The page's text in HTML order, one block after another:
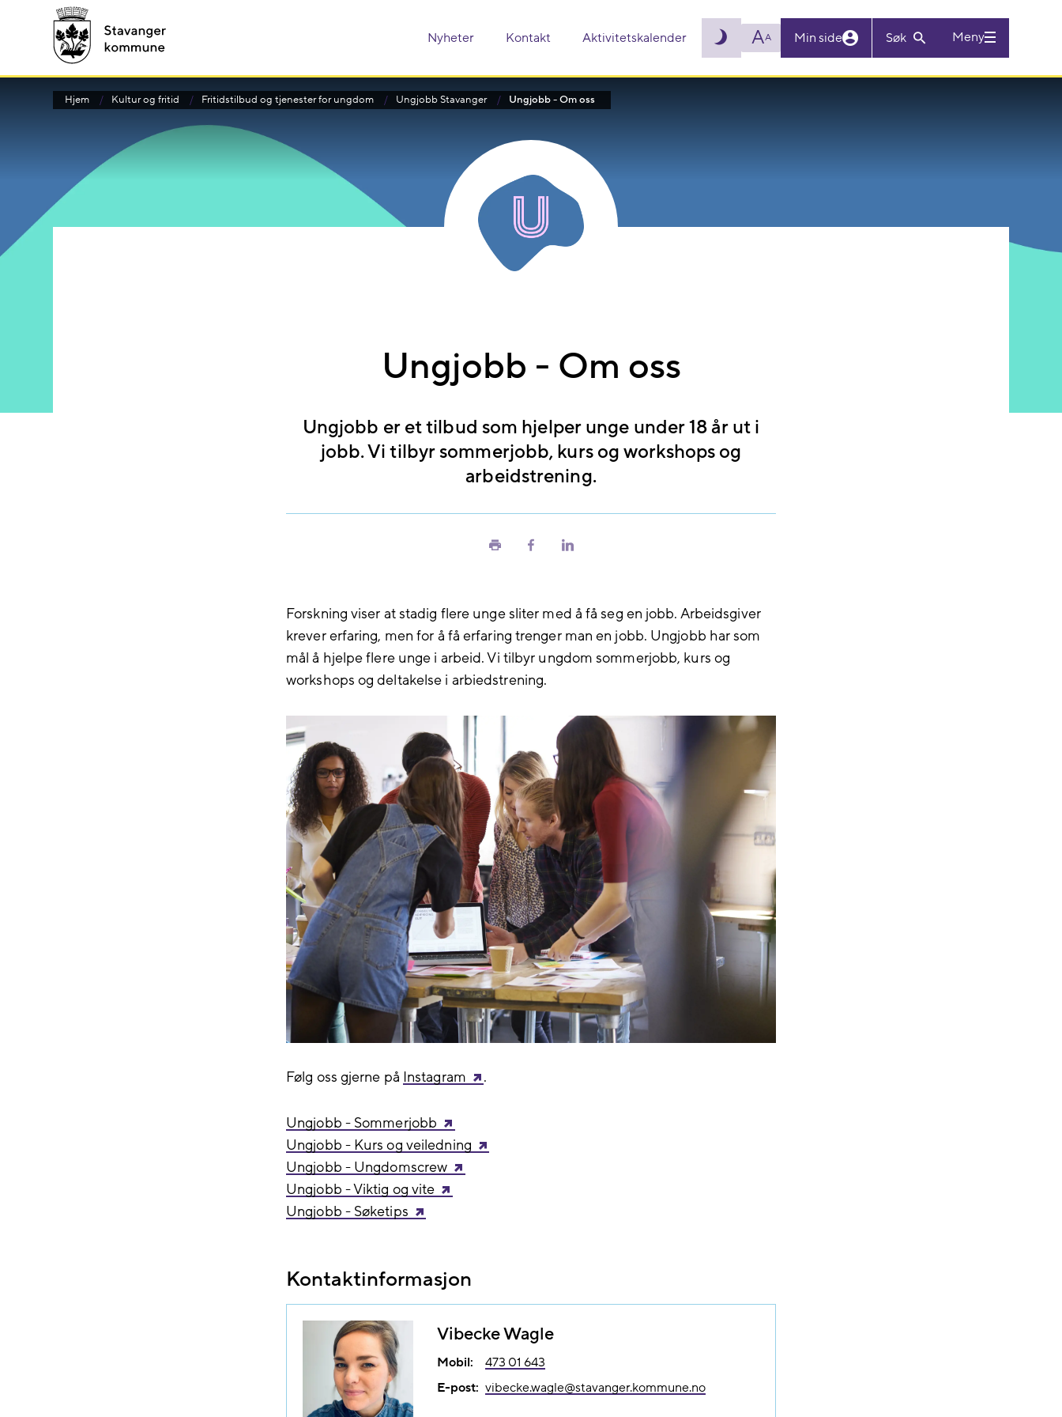
Nyheter Kontakt Aktivitetskalender AA Min side Søk Meny
Hjem Kultur og fritid Fritidstilbud og tjenester for ungdom Ungjobb Stavanger Ungjobb - Om oss
Ungjobb - Om oss
Ungjobb er et tilbud som hjelper unge under 18 år ut i
jobb. Vi tilbyr sommerjobb, kurs og workshops og
arbeidstrening.
Skriv Del
Del
Forskning viser at stadig flere unge sliter med å få seg en jobb. Arbeidsgiver
krever erfaring, men for å få erfaring trenger man en jobb. Ungjobb har som
mål å hjelpe flere unge i arbeid. Vi tilbyr ungdom sommerjobb, kurs og
workshops og deltakelse i arbiedstrening.
Følg oss gjerne på Instagram .
Ungjobb - Sommerjobb
Ungjobb - Kurs og veiledning
Ungjobb - Ungdomscrew
Ungjobb - Viktig og vite
Ungjobb - Søketips
Kontaktinformasjon
Vibecke Wagle
Mobil:
473 01 643
E-post: vibecke.wagle@​stavanger.kommune.no